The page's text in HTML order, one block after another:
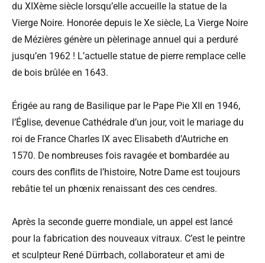
du XIXème siècle lorsqu’elle accueille la statue de la
Vierge Noire. Honorée depuis le Xe siècle, La Vierge Noire
de Mézières génère un pèlerinage annuel qui a perduré
jusqu’en 1962 ! L’actuelle statue de pierre remplace celle
de bois brûlée en 1643.
Érigée au rang de Basilique par le Pape Pie XII en 1946,
l’Église, devenue Cathédrale d’un jour, voit le mariage du
roi de France Charles IX avec Elisabeth d’Autriche en
1570. De nombreuses fois ravagée et bombardée au
cours des conflits de l’histoire, Notre Dame est toujours
rebâtie tel un phœnix renaissant des ces cendres.
Après la seconde guerre mondiale, un appel est lancé
pour la fabrication des nouveaux vitraux. C’est le peintre
et sculpteur René Dürrbach, collaborateur et ami de